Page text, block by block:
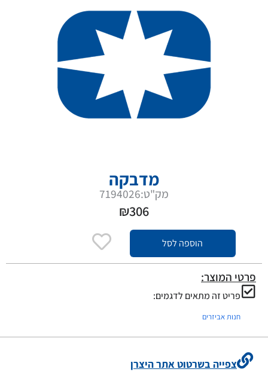
מדבקה
מק"ט:7194026
₪306
הוספה לסל
פרטי המוצר:
פריט זה מתאים לדגמים:
חנות אביזרים
צפייה בשרטוט אתר היצרן